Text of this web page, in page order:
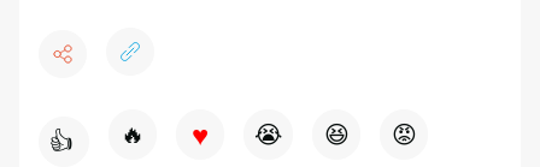
👍 🔥 ♥ 😭 😆 😡